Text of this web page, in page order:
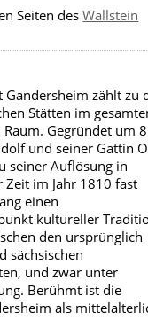
Seiten desWallstein
Gandersheim zählt zu
Stätten im
Gegründet um
und seiner Gattin
seiner Auflösung in
Zeit im Jahr 1810 fast
einen
kultureller
den ursprünglich
sächsischen
und zwar unter
Berühmt ist die
als